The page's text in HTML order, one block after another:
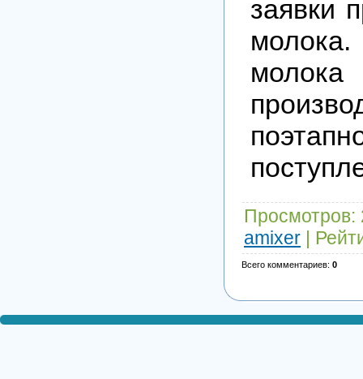
заявки
Просмотров:
amixer |
Всего комментариев: 0